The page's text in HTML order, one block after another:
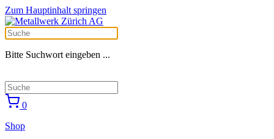
Zum Hauptinhalt springen
Bitte Suchwort eingeben ...
0
Shop